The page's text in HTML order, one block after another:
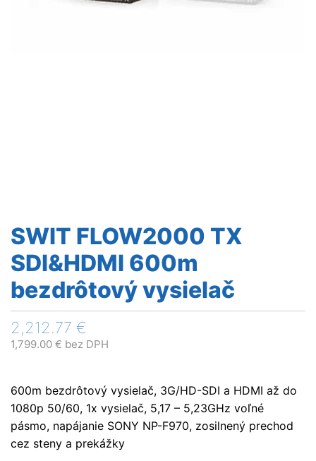
SWIT FLOW2000 TX
SDI&HDMI 600m
bezdrôtový vysielač
2,212.77 €
1,799.00 € bez DPH
600m bezdrôtový vysielač, 3G/HD-SDI a HDMI až do
1080p 50/60, 1x vysielač, 5,17 – 5,23GHz voľné
pásmo, napájanie SONY NP-F970, zosilnený prechod
cez steny a prekážky